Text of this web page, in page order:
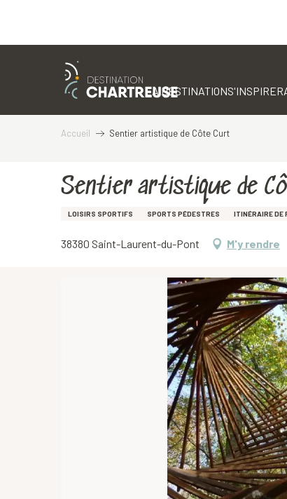
LA DESTINATIONS'INSPIRER
Accueil Sentier artistique de Côte Curt
Sentier artistique de
LOISIRS SPORTIFS SPORTS PÉDESTRES ITINÉRAIRE DE
38380 Saint-Laurent-du-Pont M'y rendre